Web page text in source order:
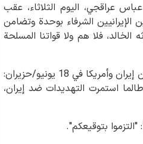
عراقجي، اليوم الثلاثاء، عقب
الشرفاء بوحدة وتضامن
الخالد، فلا هم ولا قواتنا المسلحة
وأضاف عراقجي، في إشارة إلى مذكرة التفاهم الموقعة بين إيران وأمريكا في 18 يونيو/حزيران:
طالما استمرت التهديدات ضد إيران،
بتوقيعكم".